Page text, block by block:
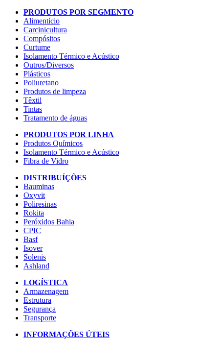
PRODUTOS POR SEGMENTO
Alimentício
Carcinicultura
Compósitos
Curtume
Isolamento Térmico e Acústico
Outros/Diversos
Plásticos
Poliuretano
Produtos de limpeza
Têxtil
Tintas
Tratamento de águas
PRODUTOS POR LINHA
Produtos Químicos
Isolamento Térmico e Acústico
Fibra de Vidro
DISTRIBUÍÇÕES
Bauminas
Oxyvit
Poliresinas
Rokita
Peróxidos Bahia
CPIC
Basf
Isover
Solenis
Ashland
LOGÍSTICA
Armazenagem
Estrutura
Segurança
Transporte
INFORMAÇÕES ÚTEIS